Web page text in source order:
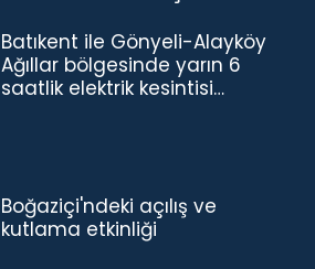
Batıkent ile Gönyeli-Alayköy
Ağıllar bölgesinde yarın 6
saatlik elektrik kesintisi…
Boğaziçi'ndeki açılış ve
kutlama etkinliği